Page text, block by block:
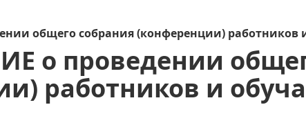
общего собрания (конференции) работников
о проведении
работников и